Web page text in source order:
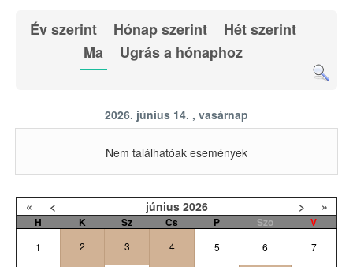
Év szerint Hónap szerint
Hét szerint
Ma
Ugrás a hónaphoz
2026. június 14. , vasárnap
Nem találhatóak események
« < június 2026 > »
H K Sz Cs P Szo V
1 2 3 4 5 6 7